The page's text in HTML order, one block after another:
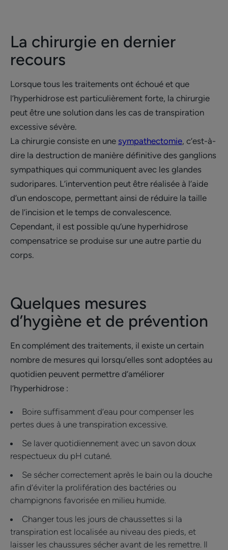
La chirurgie en dernier
recours
Lorsque tous les traitements ont échoué et que
l’hyperhidrose est particulièrement forte, la chirurgie
peut être une solution dans les cas de transpiration
excessive sévère.
La chirurgie consiste en une sympathectomie, c’est-à-
dire la destruction de manière définitive des ganglions
sympathiques qui communiquent avec les glandes
sudoripares. L’intervention peut être réalisée à l’aide
d’un endoscope, permettant ainsi de réduire la taille
de l’incision et le temps de convalescence.
Cependant, il est possible qu’une hyperhidrose
compensatrice se produise sur une autre partie du
corps.
Quelques mesures
d’hygiène et de prévention
En complément des traitements, il existe un certain
nombre de mesures qui lorsqu’elles sont adoptées au
quotidien peuvent permettre d’améliorer
l’hyperhidrose :
Boire suffisamment d’eau pour compenser les
pertes dues à une transpiration excessive.
Se laver quotidiennement avec un savon doux
respectueux du pH cutané.
Se sécher correctement après le bain ou la douche
afin d’éviter la prolifération des bactéries ou
champignons favorisée en milieu humide.
Changer tous les jours de chaussettes si la
transpiration est localisée au niveau des pieds, et
laisser les chaussures sécher avant de les remettre. Il